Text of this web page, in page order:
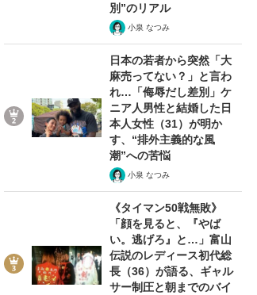
飲み会、JIN→伊豆の...
別”のリアル
小泉 なつみ
日本の若者から突然「大
麻売ってない？」と言わ
れ…「侮辱だし差別」ケ
ニア人男性と結婚した日
本人女性（31）が明か
す、“排外主義的な風
潮”への苦悩
小泉 なつみ
《タイマン50戦無敗》
「顔を見ると、『やば
い。逃げろ』と…」富山
伝説のレディース初代総
長（36）が語る、ギャル
サー制圧と朝までのバイ